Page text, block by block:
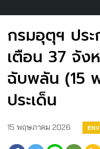
กรมอุตุฯ ประ
เตือน 37 จัง
ฉับพลัน (15
ประเด็น
15 พฤษภาคม 2026